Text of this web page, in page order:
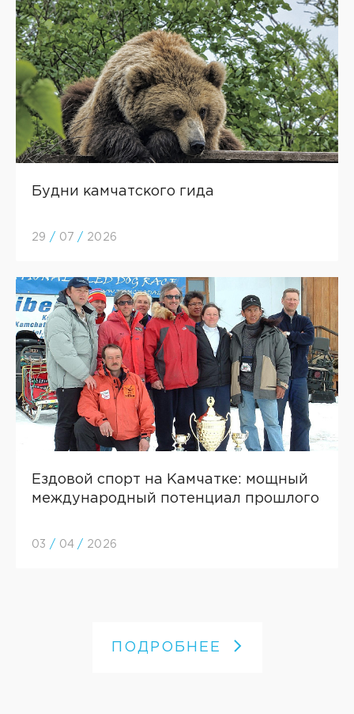
Будни камчатского гида
29 / 07 / 2026
Ездовой спорт на Камчатке: мощный
международный потенциал прошлого
03 / 04 / 2026
ПОДРОБНЕЕ